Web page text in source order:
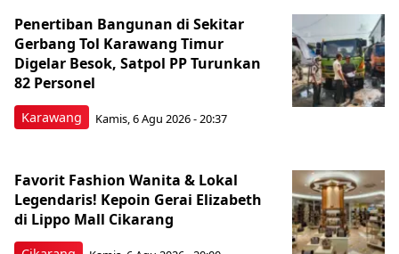
Karawang
Penertiban Bangunan di Sekitar
Gerbang Tol Karawang Timur
Digelar Besok, Satpol PP Turunkan
82 Personel
Kamis, 6 Agu 2026 - 20:37
Favorit Fashion Wanita & Lokal
Legendaris! Kepoin Gerai Elizabeth
di Lippo Mall Cikarang